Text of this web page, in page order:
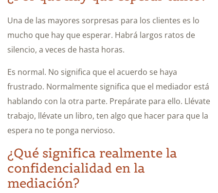
Una de las mayores sorpresas para los clientes es lo
mucho que hay que esperar. Habrá largos ratos de
silencio, a veces de hasta horas.
Es normal. No significa que el acuerdo se haya
frustrado. Normalmente significa que el mediador está
hablando con la otra parte. Prepárate para ello. Llévate
trabajo, llévate un libro, ten algo que hacer para que la
espera no te ponga nervioso.
¿Qué significa realmente la
confidencialidad en la
mediación?